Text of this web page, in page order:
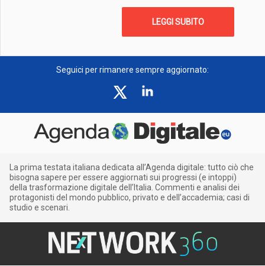
LEGGI SUBITO
Seguici per rimanere sempre aggiornato:
La prima testata italiana dedicata all’Agenda digitale: tutto ciò che
bisogna sapere per essere aggiornati sui progressi (e intoppi)
della trasformazione digitale dell’Italia. Commenti e analisi dei
protagonisti del mondo pubblico, privato e dell’accademia; casi di
studio e scenari.